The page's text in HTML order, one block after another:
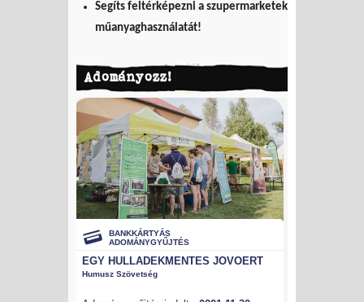
Segíts feltérképezni a szupermarketek
műanyaghasználatát!
Adományozz!